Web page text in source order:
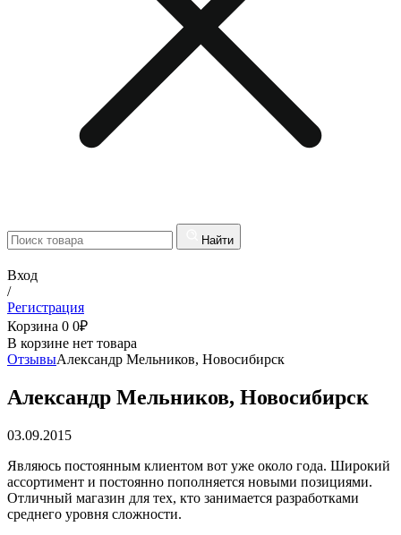
Найти
Вход
/
Регистрация
Корзина 0 0₽
В корзине нет товара
ОтзывыАлександр Мельников, Новосибирск
Александр Мельников, Новосибирск
03.09.2015
Являюсь постоянным клиентом вот уже около года. Широкий
ассортимент и постоянно пополняется новыми позициями.
Отличный магазин для тех, кто занимается разработками
среднего уровня сложности.